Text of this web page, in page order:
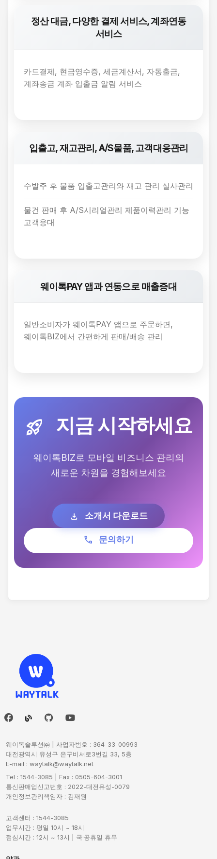
정산 대금, 다양한 결제 서비스, 계좌연동
서비스
카드결제, 현금영수증, 세금계산서, 자동출금,
계좌송금 계좌 입출금 알림 서비스
입출고, 재고관리, A/S물품, 고객대응관리
수발주 후 물품 입출고관리와 재고 관리 실사관리
물건 판매 후 A/S시리얼관리 제품이력관리 기능
고객응대
웨이톡PAY 앱과 연동으로 매출증대
일반소비자가 웨이톡PAY 앱으로 주문하면,
웨이톡BIZ에서 간편하게 판매/배송 관리
rocket_launch 지금 시작하세요
웨이톡BIZ로 모바일 비즈니스 관리의
새로운 차원을 경험해보세요
download 소개서 다운로드
phone 문의하기
웨이톡솔루션㈜ | 사업자번호 : 364-33-00993
대전광역시 유성구 은구비서로3번길 33, 5층
E-mail : waytalk@waytalk.net
Tel : 1544-3085 | Fax : 0505-604-3001
통신판매업신고번호 : 2022-대전유성-0079
개인정보관리책임자 : 김재원
고객센터 : 1544-3085
업무시간 : 평일 10시 ~ 18시
점심시간 : 12시 ~ 13시 | 국·공휴일 휴무